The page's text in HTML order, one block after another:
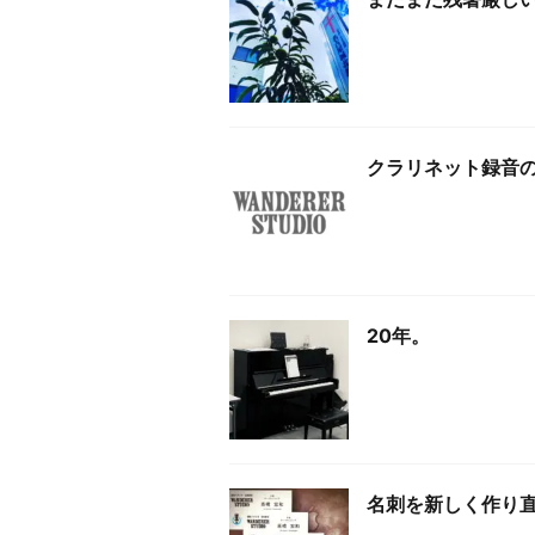
クラリネット録音
20年。
名刺を新しく作り